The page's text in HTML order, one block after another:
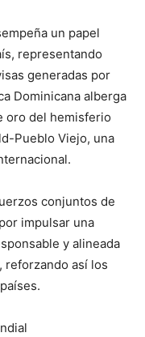
un papel
representando
generadas por
Dominicana alberga
oro del hemisferio
Pueblo Viejo, una
conjuntos de
impulsar una
y alineada
reforzando así los